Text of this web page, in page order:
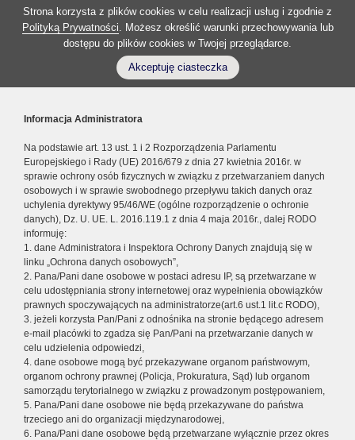
Strona korzysta z plików cookies w celu realizacji usług i zgodnie z
Polityką Prywatności. Możesz określić warunki przechowywania lub
dostępu do plików cookies w Twojej przeglądarce.
Akceptuję ciasteczka
Informacja Administratora
Na podstawie art. 13 ust. 1 i 2 Rozporządzenia Parlamentu
Europejskiego i Rady (UE) 2016/679 z dnia 27 kwietnia 2016r. w
sprawie ochrony osób fizycznych w związku z przetwarzaniem danych
osobowych i w sprawie swobodnego przepływu takich danych oraz
uchylenia dyrektywy 95/46/WE (ogólne rozporządzenie o ochronie
danych), Dz. U. UE. L. 2016.119.1 z dnia 4 maja 2016r., dalej RODO
informuję:
1. dane Administratora i Inspektora Ochrony Danych znajdują się w
linku „Ochrona danych osobowych”,
2. Pana/Pani dane osobowe w postaci adresu IP, są przetwarzane w
celu udostępniania strony internetowej oraz wypełnienia obowiązków
prawnych spoczywających na administratorze(art.6 ust.1 lit.c RODO),
3. jeżeli korzysta Pan/Pani z odnośnika na stronie będącego adresem
e-mail placówki to zgadza się Pan/Pani na przetwarzanie danych w
celu udzielenia odpowiedzi,
4. dane osobowe mogą być przekazywane organom państwowym,
organom ochrony prawnej (Policja, Prokuratura, Sąd) lub organom
samorządu terytorialnego w związku z prowadzonym postępowaniem,
5. Pana/Pani dane osobowe nie będą przekazywane do państwa
trzeciego ani do organizacji międzynarodowej,
6. Pana/Pani dane osobowe będą przetwarzane wyłącznie przez okres